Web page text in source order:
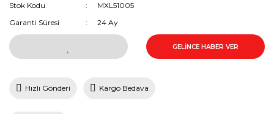
Stok Kodu
MXL51005
Garanti Süresi
24 Ay
GELİNCE HABER VER
Hızlı Gönderi Kargo Bedava